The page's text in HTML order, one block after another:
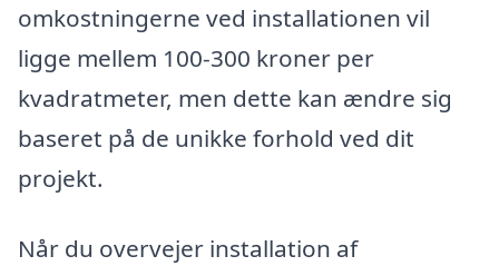
omkostningerne ved installationen vil
ligge mellem 100-300 kroner per
kvadratmeter, men dette kan ændre sig
baseret på de unikke forhold ved dit
projekt.
Når du overvejer installation af